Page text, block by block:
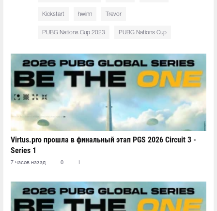
Kickstart hwinn Trevor
PUBG Nations Cup 2023 PUBG Nations Cup
Virtus.pro прошла в финальный этап PGS 2026 Circuit 3 -
Series 1
7 часов назад 0 1